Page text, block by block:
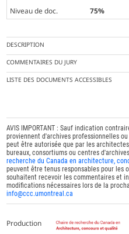
Niveau de doc.
75%
DESCRIPTION
COMMENTAIRES DU JURY
LISTE DES DOCUMENTS ACCESSIBLES
AVIS IMPORTANT : Sauf indication
proviennent d'archives professionnelles
peut être autorisée que par les
bureaux, consortiums ou centres
recherche du Canada en architecture,
peuvent être tenus responsables pour les
souhaitent recevoir les commentaires et
modifications nécessaires lors de la
info@ccc.umontreal.ca
Production